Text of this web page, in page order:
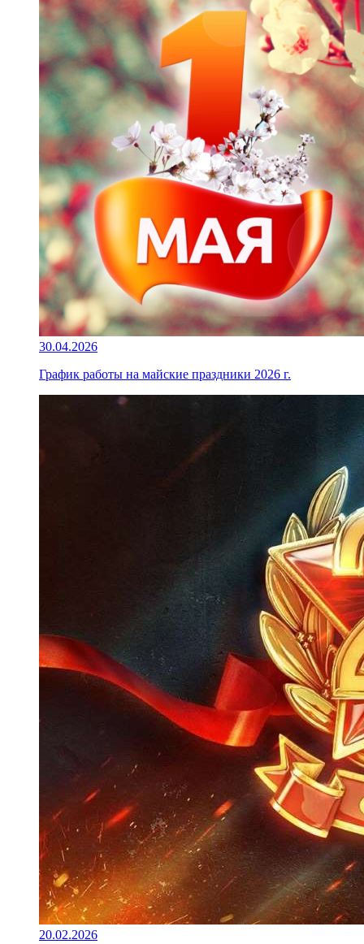
30.04.2026
График работы на майские праздники 2026 г.
20.02.2026